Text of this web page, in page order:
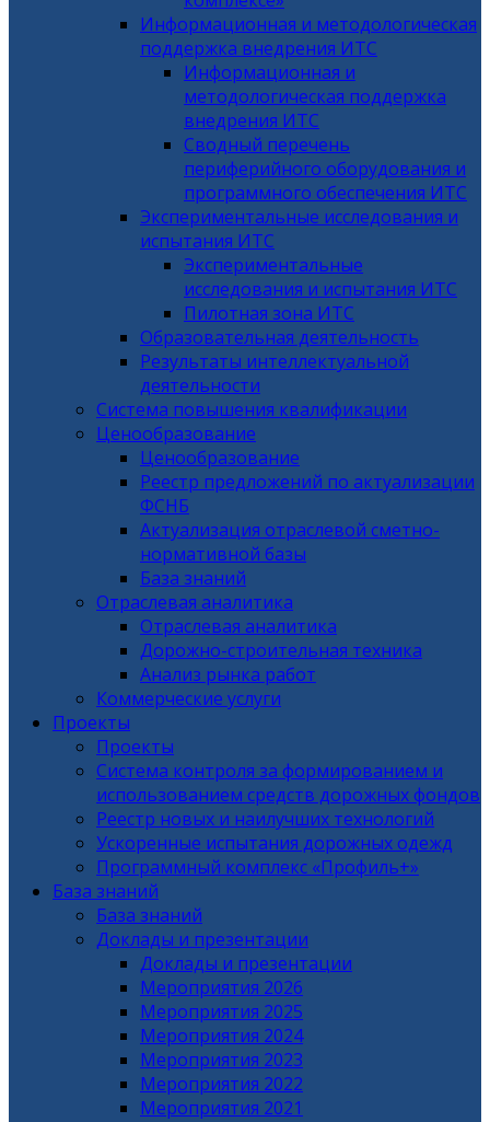
Информационная и методологическая
поддержка внедрения ИТС
Информационная и
методологическая поддержка
внедрения ИТС
Сводный перечень
периферийного оборудования и
программного обеспечения ИТС
Экспериментальные исследования и
испытания ИТС
Экспериментальные
исследования и испытания ИТС
Пилотная зона ИТС
Образовательная деятельность
Результаты интеллектуальной
деятельности
Система повышения квалификации
Ценообразование
Ценообразование
Реестр предложений по актуализации
ФСНБ
Актуализация отраслевой сметно-
нормативной базы
База знаний
Отраслевая аналитика
Отраслевая аналитика
Дорожно-строительная техника
Анализ рынка работ
Коммерческие услуги
Проекты
Проекты
Система контроля за формированием и
использованием средств дорожных фондов
Реестр новых и наилучших технологий
Ускоренные испытания дорожных одежд
Программный комплекс «Профиль+»
База знаний
База знаний
Доклады и презентации
Доклады и презентации
Мероприятия 2026
Мероприятия 2025
Мероприятия 2024
Мероприятия 2023
Мероприятия 2022
Мероприятия 2021